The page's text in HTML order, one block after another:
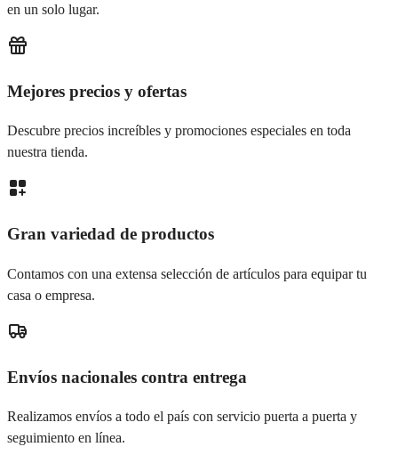
en un solo lugar.
Mejores precios y ofertas
Descubre precios increíbles y promociones especiales en toda
nuestra tienda.
Gran variedad de productos
Contamos con una extensa selección de artículos para equipar tu
casa o empresa.
Envíos nacionales contra entrega
Realizamos envíos a todo el país con servicio puerta a puerta y
seguimiento en línea.